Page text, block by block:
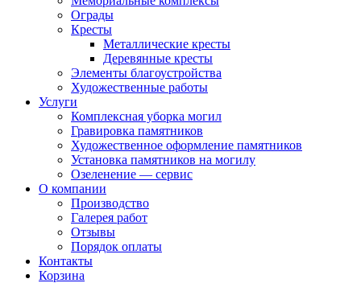
Ограды
Кресты
Металлические кресты
Деревянные кресты
Элементы благоустройства
Художественные работы
Услуги
Комплексная уборка могил
Гравировка памятников
Художественное оформление памятников
Установка памятников на могилу
Озеленение — сервис
О компании
Производство
Галерея работ
Отзывы
Порядок оплаты
Контакты
Корзина